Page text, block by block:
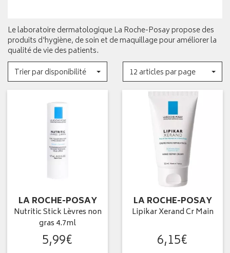
Le laboratoire dermatologique La Roche-Posay propose des
produits d'hygiène, de soin et de maquillage pour améliorer la
qualité de vie des patients.
Trier par disponibilité
12 articles par page
LA ROCHE-POSAY
Nutritic Stick Lèvres non
gras 4.7ml
5,99€
LA ROCHE-POSAY
Lipikar Xerand Cr Main
6,15€